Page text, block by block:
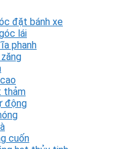
đặt bánh xe
lái
phanh
thảm
động
cuốn